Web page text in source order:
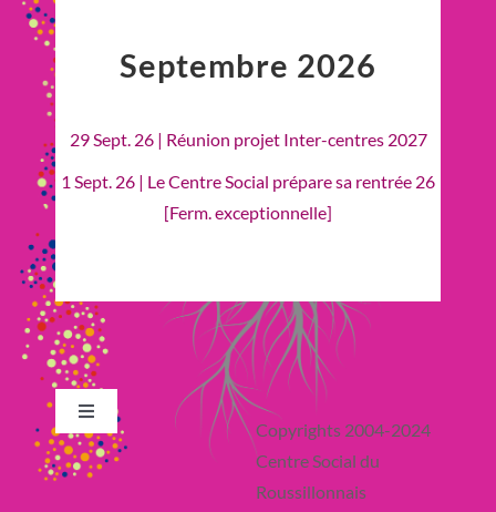
Septembre 2026
29 Sept. 26 | Réunion projet Inter-centres 2027
1 Sept. 26 | Le Centre Social prépare sa rentrée 26
[Ferm. exceptionnelle]
Toggle
Navigation
Retour en Haut
Copyrights 2004-2024
Centre Social du
Roussillonnais